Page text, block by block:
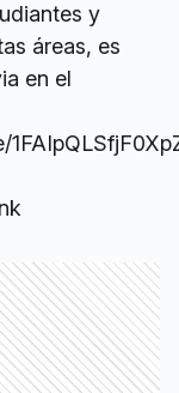
y
áreas, es
en el